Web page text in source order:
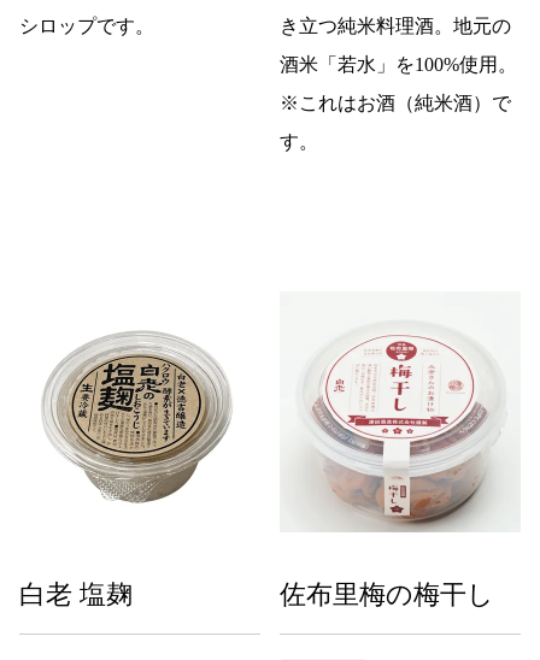
シロップです。
き立つ純米料理酒。地元の
酒米「若水」を100%使用。
※これはお酒（純米酒）で
す。
白老 塩麹 佐布里梅の梅干し